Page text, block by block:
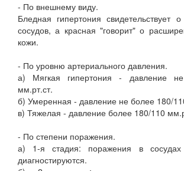
- По внешнему виду.
Бледная гипертония свидетельствует
сосудов, а красная "говорит" о
кожи.
- По уровню артериального давления.
а) Мягкая гипертония - давление
мм.рт.ст.
б) Умеренная - давление не более 180/
в) Тяжелая - давление более 180/110
- По степени поражения.
а) 1-я стадия: поражения в
диагностируются.